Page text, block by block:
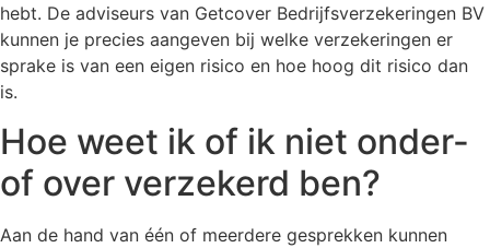
hebt. De adviseurs van Getcover Bedrijfsverzekeringen BV
kunnen je precies aangeven bij welke verzekeringen er
sprake is van een eigen risico en hoe hoog dit risico dan
is.
Hoe weet ik of ik niet onder-
of over verzekerd ben?
Aan de hand van één of meerdere gesprekken kunnen